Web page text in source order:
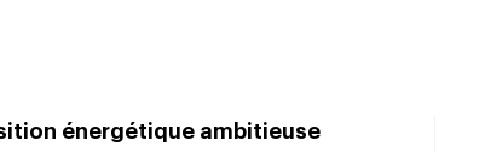
énergétique ambitieuse